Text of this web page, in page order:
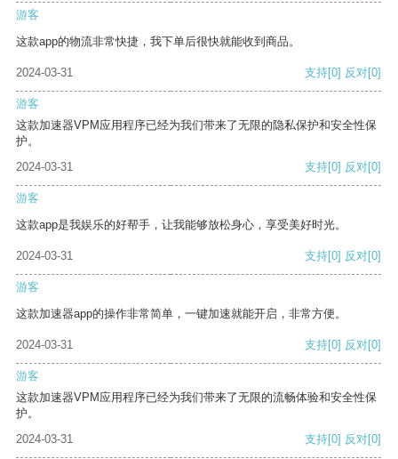
游客
这款app的物流非常快捷，我下单后很快就能收到商品。
2024-03-31 支持[0] 反对[0]
游客
这款加速器VPM应用程序已经为我们带来了无限的隐私保护和安全性保
护。
2024-03-31
支持[0] 反对[0]
游客
这款app是我娱乐的好帮手，让我能够放松身心，享受美好时光。
2024-03-31 支持[0] 反对[0]
游客
这款加速器app的操作非常简单，一键加速就能开启，非常方便。
2024-03-31 支持[0] 反对[0]
游客
这款加速器VPM应用程序已经为我们带来了无限的流畅体验和安全性保
护。
2024-03-31
支持[0] 反对[0]